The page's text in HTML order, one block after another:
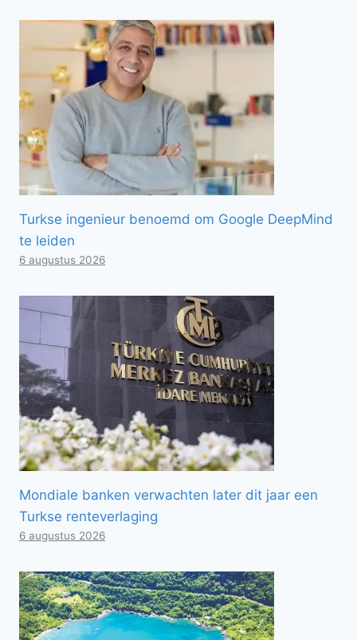
Turkse ingenieur benoemd om Google DeepMind
te leiden
6 augustus 2026
Mondiale banken verwachten later dit jaar een
Turkse renteverlaging
6 augustus 2026